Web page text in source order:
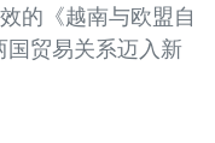
的《越南与欧盟自
国贸易关系迈入新